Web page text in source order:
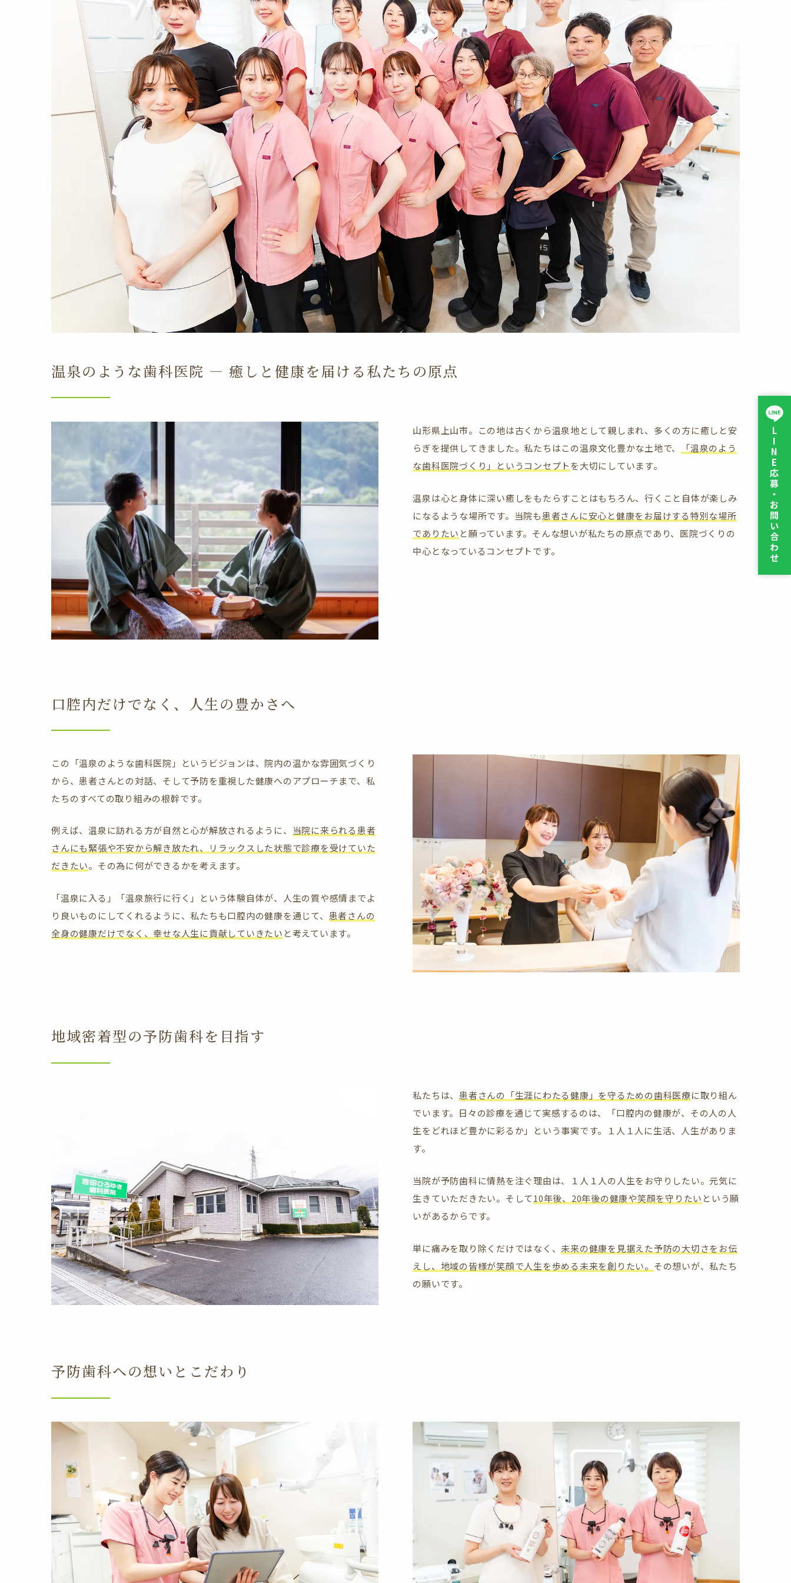
温泉のような歯科医院 — 癒しと健康を届ける私たちの原点
山形県上山市。この地は古くから温泉地として親しまれ、多くの方に癒しと安
らぎを提供してきました。私たちはこの温泉文化豊かな土地で、
「温泉のよう
な歯科医院づくり」というコンセプトを大切にしています。
温泉は心と身体に深い癒しをもたらすことはもちろん、行くこと自体が楽しみ
になるような場所です。当院も患者さんに安心と健康をお届けする特別な場所
でありたい と願っています。そんな想いが私たちの原点であり、医院づくりの
中心となっているコンセプトです。
口腔内だけでなく、人生の豊かさへ
この「温泉のような歯科医院」というビジョンは、院内の温かな雰囲気づくり
から、患者さんとの対話、そして予防を重視した健康へのアプローチまで、私
たちのすべての取り組みの根幹です。
例えば、温泉に訪れる方が自然と心が解放されるように、
当院に来られる患者
さんにも緊張や不安から解き放たれ、リラックスした状態で診療を受けていた
だきたい。その為に何ができるかを考えます。
「温泉に入る」「温泉旅行に行く」という体験自体が、人生の質や感情までよ
り良いものにしてくれるように、私たちも口腔内の健康を通じて、 患者さんの
全身の健康だけでなく、幸せな人生に貢献していきたい と考えています。
地域密着型の予防歯科を目指す
私たちは、 患者さんの「生涯にわたる健康」を守るための歯科医療に取り組ん
でいます。日々の診療を通じて実感するのは、「口腔内の健康が、その人の人
生をどれほど豊かに彩るか」という事実です。１人１人に生活、人生がありま
す。
当院が予防歯科に情熱を注ぐ理由は、１人１人の人生をお守りしたい。元気に
生きていただきたい。そして10年後、20年後の健康や笑顔を守りたい という願
いがあるからです。
単に痛みを取り除くだけではなく、 未来の健康を見据えた予防の大切さをお伝
えし、地域の皆様が笑顔で人生を歩める未来を創りたい。 その想いが、私たち
の願いです。
予防歯科への想いとこだわり
L
I
N
E
応
募
・
お
問
い
合
わ
せ